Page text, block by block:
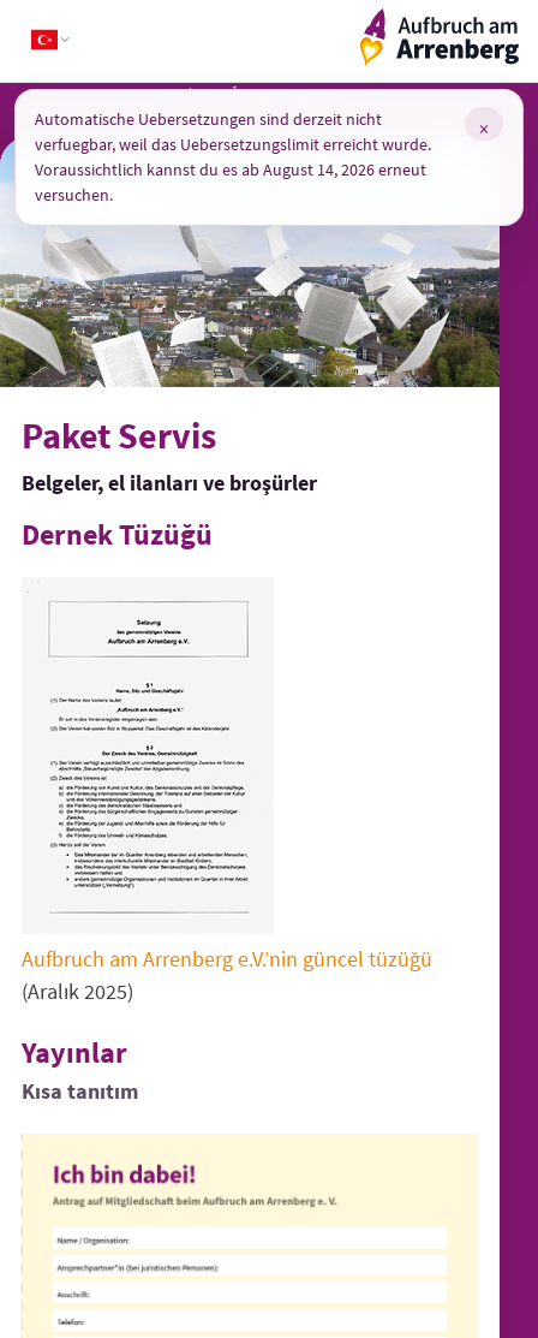
content
ArrenbergApp
Arrenberg to go
Paket Servis
Belgeler, el ilanları ve broşürler
Dernek Tüzüğü
Aufbruch am Arrenberg e.V.’nin güncel tüzüğü
(Aralık 2025)
Yayınlar
Kısa tanıtım
Automatische Uebersetzungen sind derzeit nicht
verfuegbar, weil das Uebersetzungslimit erreicht wurde.
Voraussichtlich kannst du es ab August 14, 2026 erneut
versuchen.
×